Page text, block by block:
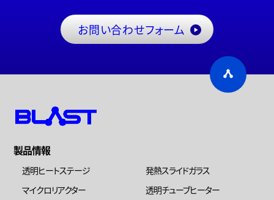
お問い合わせフォーム
製品情報
透明ヒートステージ
発熱スライドガラス
マイクロリアクター
透明チューブヒーター